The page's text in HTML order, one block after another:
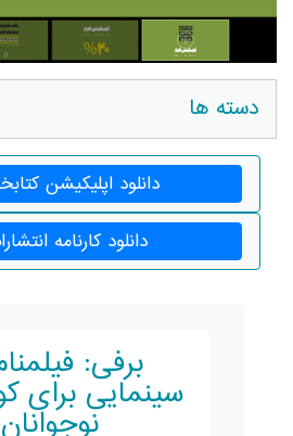
دسته ها
دانلود اپلیکیشن
دانلود کارنامه
برفی:
سینمایی برای
نوجوانان